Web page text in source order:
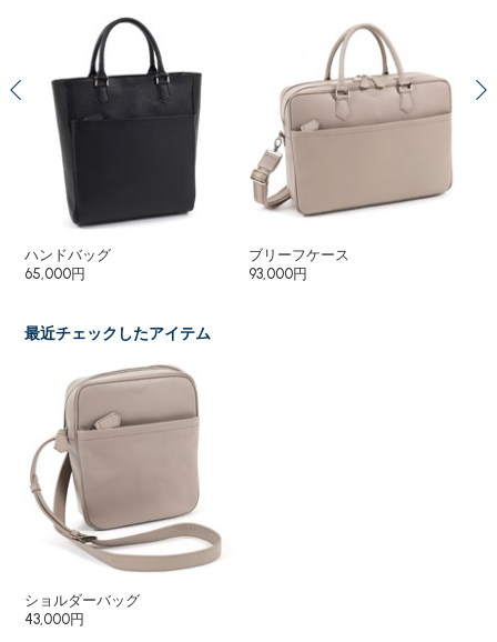
ハンドバッグ
65,000円
ブリーフケース
93,000円
最近チェックしたアイテム
ショルダーバッグ
43,000円